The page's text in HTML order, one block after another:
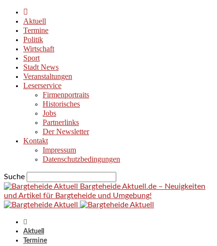
Aktuell
Termine
Politik
Wirtschaft
Sport
Stadt News
Veranstaltungen
Leserservice
Firmenportraits
Historisches
Jobs
Partnerlinks
Der Newsletter
Kontakt
Impressum
Datenschutzbedingungen
Suche
Bargteheide Aktuell.de – Neuigkeiten
und Artikel für Bargteheide und Umgebung!
Aktuell
Termine